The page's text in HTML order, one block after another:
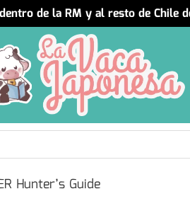
de la RM y al resto de Chile
Hunter’s Guide